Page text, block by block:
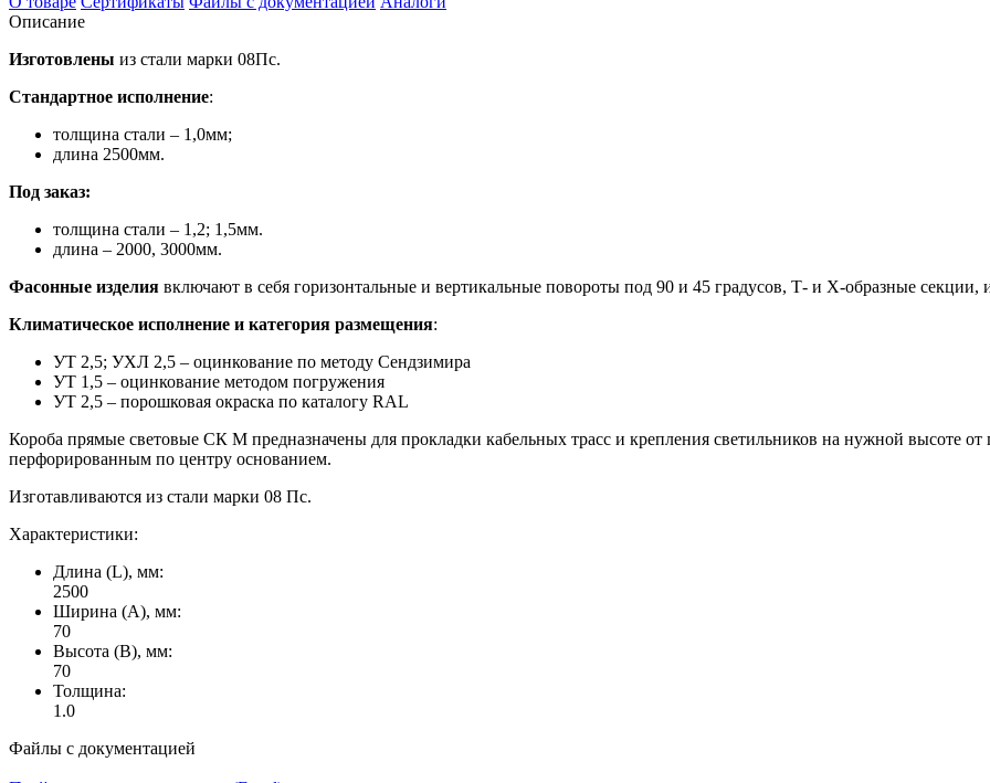
Описание
Изготовлены из стали марки 08Пс.
Стандартное исполнение:
толщина стали – 1,0мм;
длина 2500мм.
Под заказ:
толщина стали – 1,2; 1,5мм.
длина – 2000, 3000мм.
Фасонные изделия включают в себя горизонтальные и вертикальные повороты под 90 и 45 градусов, Т- и Х-образные секции,
Климатическое исполнение и категория размещения:
УТ 2,5; УХЛ 2,5 – оцинкование по методу Сендзимира
УТ 1,5 – оцинкование методом погружения
УТ 2,5 – порошковая окраска по каталогу RAL
Короба прямые световые СК М предназначены для прокладки кабельных трасс и крепления светильников на нужной высоте
перфорированным по центру основанием.
Изготавливаются из стали марки 08 Пс.
Характеристики:
Длина (L), мм:
2500
Ширина (А), мм:
70
Высота (В), мм:
70
Толщина:
1.0
Файлы с документацией